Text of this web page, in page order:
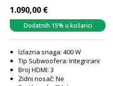
1.090,00 €
Dodatnih 15% u košarici
Izlazna snaga: 400 W
Tip Subwoofera: Integrirani
Broj HDMI: 3
Zidni nosač: Ne